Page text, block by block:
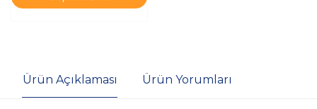
Ürün Açıklaması Ürün Yorumları